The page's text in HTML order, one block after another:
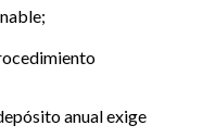
anual exige